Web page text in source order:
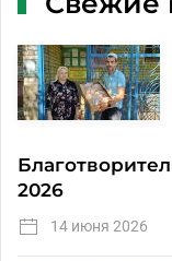
2026
14 июня 2026